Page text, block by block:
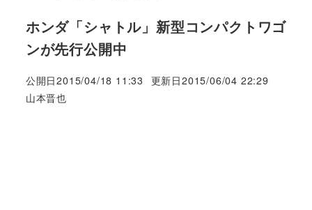
ホンダ「シャトル」新型コンパクトワゴ
ンが先行公開中
公開日2015/04/18 11:33 更新日2015/06/04 22:29
著
山本晋也